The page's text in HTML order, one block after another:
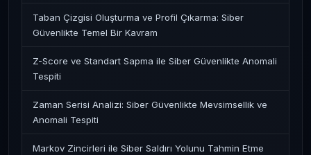
Taban Çizgisi Oluşturma ve Profil Çıkarma: Siber
Güvenlikte Temel Bir Kavram
Z-Score ve Standart Sapma ile Siber Güvenlikte Anomali
Tespiti
Zaman Serisi Analizi: Siber Güvenlikte Mevsimsellik ve
Anomali Tespiti
Markov Zincirleri ile Siber Saldırı Yolunu Tahmin Etme